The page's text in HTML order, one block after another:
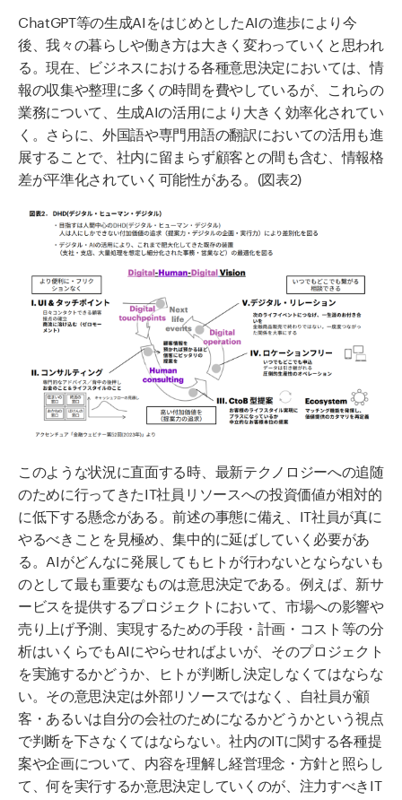
ChatGPT等の生成AIをはじめとしたAIの進歩により今
後、我々の暮らしや働き方は大きく変わっていくと思われ
る。現在、ビジネスにおける各種意思決定においては、情
報の収集や整理に多くの時間を費やしているが、これらの
業務について、生成AIの活用により大きく効率化されてい
く。さらに、外国語や専門用語の翻訳においての活用も進
展することで、社内に留まらず顧客との間も含む、情報格
差が平準化されていく可能性がある。(図表2)
このような状況に直面する時、最新テクノロジーへの追随
のために行ってきたIT社員リソースへの投資価値が相対的
に低下する懸念がある。前述の事態に備え、IT社員が真に
やるべきことを見極め、集中的に延ばしていく必要があ
る。AIがどんなに発展してもヒトが行わないとならないも
のとして最も重要なものは意思決定である。例えば、新サ
ービスを提供するプロジェクトにおいて、市場への影響や
売り上げ予測、実現するための手段・計画・コスト等の分
析はいくらでもAIにやらせればよいが、そのプロジェクト
を実施するかどうか、ヒトが判断し決定しなくてはならな
い。その意思決定は外部リソースではなく、自社員が顧
客・あるいは自分の会社のためになるかどうかという視点
で判断を下さなくてはならない。社内のITに関する各種提
案や企画について、内容を理解し経営理念・方針と照らし
て、何を実行するか意思決定していくのが、注力すべきIT